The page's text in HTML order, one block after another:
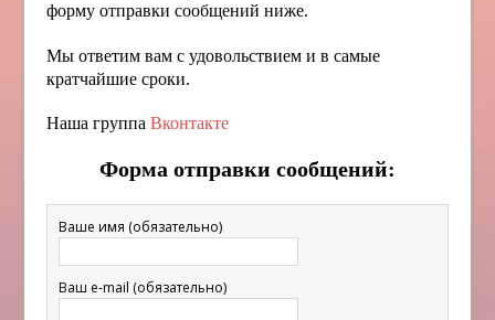
форму отправки сообщений ниже.
Мы ответим вам с удовольствием и в самые
кратчайшие сроки.
Наша группа Вконтакте
Форма отправки сообщений:
Ваше имя (обязательно)
Ваш e-mail (обязательно)